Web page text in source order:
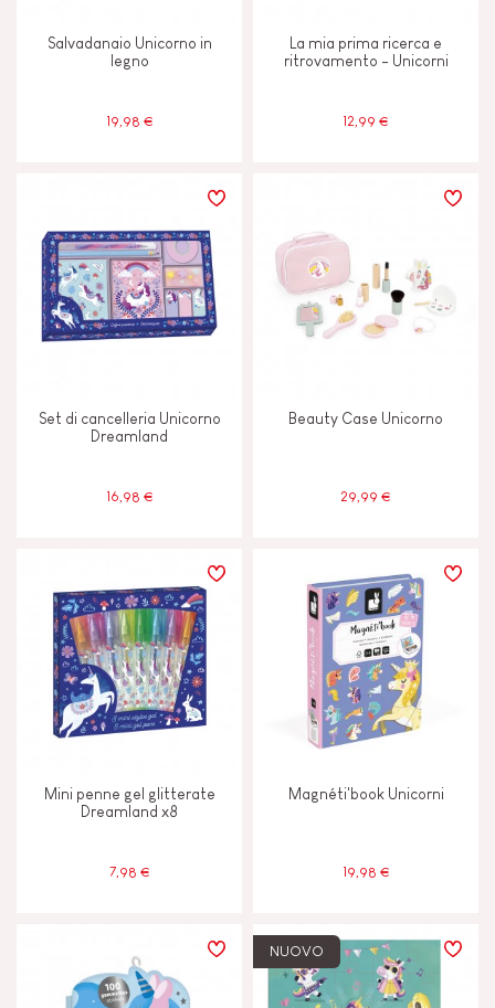
-2 Meno di 2 anni
Etichetta FSC®
Salvadanaio Unicorno in
legno
19,98 €
La mia prima ricerca e
ritrovamento - Unicorni
12,99 €
Set di cancelleria Unicorno
Dreamland
16,98 €
Beauty Case Unicorno
29,99 €
Mini penne gel glitterate
Dreamland x8
7,98 €
Magnéti'book Unicorni
19,98 €
NUOVO